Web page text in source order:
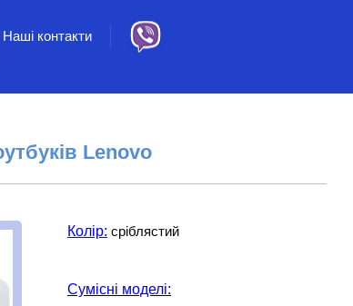
Наші контакти
Lenovo
Колір: сріблястий
Сумісні моделі: